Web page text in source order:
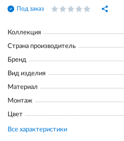
Под заказ
Коллекция
Страна производитель
Бренд
Вид изделия
Материал
Монтаж
Цвет
Все характеристики